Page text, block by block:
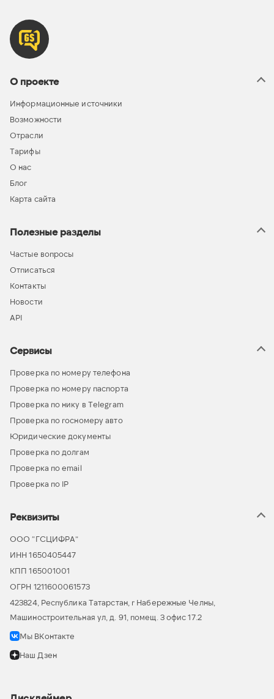
О проекте
Информационные источники
Возможности
Отрасли
Тарифы
О нас
Блог
Карта сайта
Полезные разделы
Частые вопросы
Отписаться
Контакты
Новости
API
Сервисы
Проверка по номеру телефона
Проверка по номеру паспорта
Проверка по нику в Telegram
Проверка по госномеру авто
Юридические документы
Проверка по долгам
Проверка по email
Проверка по IP
Реквизиты
ООО “ГСЦИФРА”
ИНН 1650405447
КПП 165001001
ОГРН 1211600061573
423824, Республика Татарстан, г Набережные Челны,
Машиностроительная ул, д. 91, помещ. 3 офис 17.2
Мы ВКонтакте
Наш Дзен